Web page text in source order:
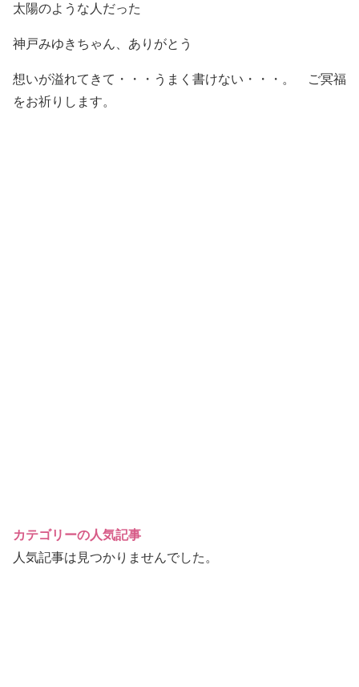
太陽のような人だった
神戸みゆきちゃん、ありがとう
想いが溢れてきて・・・うまく書けない・・・。 ご冥福
をお祈りします。
カテゴリーの人気記事
人気記事は見つかりませんでした。